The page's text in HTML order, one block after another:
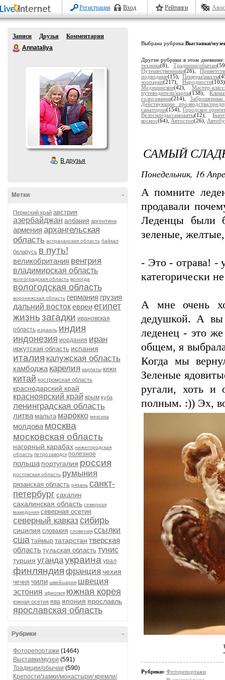
Регистрация Вход Рейтинги
Записи Друзья
Комментарии
Annataliya
В друзья
-
Метки
Пермский край австрия
азербайджан албания аргентина
армения архангельская
область астраханская область байкал
беларусь в путь!
великобритания венгрия
владимирская область
волгоградская область вологда
вологодская область
воронежская область германия грузия
дальний востокевреиегипет
жизньзагадки ивановская
область израиль индия
индонезия иордания иран
иркутская область испания
италия калужская область
камбоджа карелия карпаты кижи
китай костромская область
краснодарский край
красноярский край крым куба
ленинградская область
литва мальта марокко мексика
молдова москва
московская область
нагорный карабах нижегородская
область петрозаводск полезное
польша португалия россия
ростовская область румыния
рязанская область рязань санкт-
петербург сахалин
сахалинская область северная
македония северная осетия
северный кавказ сибирь
сицилия словакия словения ссылки
сша таймыр татарстан тверская
область тульская область тунис
турция угандаукраина урал
финляндия франция чехия
чечня чили швейцария швеция
эстония эфиопия южная корея
южная осетия ява япония ярославль
ярославская область
-
Рубрики
Фоторепортажи (1464)
Выставки/музеи (591)
Традиции/обычаи (590)
Крепости/замки/монастыри/ кремли/
Выбрана рубрика Выставки/
Другие рубрики в этом
техника(8), Традиции/обычаи
Путешественники(26),
подводные(15), Пещеры/шахты
зоопарки(217), Народности
Медицинское(42), Мастер-
путеводители/карты(138),
голосования(214), Заброшенные
Действующие прозводства/
санатории(154), Городское
Велосипеды/самокаты(12),
космос(64), Автостоп(26),
САМЫЙ
Понедельник, 16
А помните
продавали
Леденцы были
зеленые,
- Это - отрава! -
категорически
А мне очень
дедушкой. А вы
леденец - это
общем, я
Когда мы
Зеленые
ругали, хоть и
полным. :)) Эх,
Рубрики: Фоторепортажи